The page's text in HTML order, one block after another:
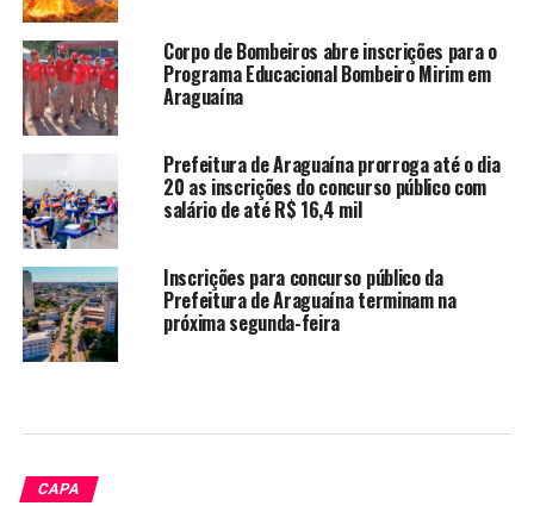
Corpo de Bombeiros abre inscrições para o
Programa Educacional Bombeiro Mirim em
Araguaína
Prefeitura de Araguaína prorroga até o dia
20 as inscrições do concurso público com
salário de até R$ 16,4 mil
Inscrições para concurso público da
Prefeitura de Araguaína terminam na
próxima segunda-feira
CAPA